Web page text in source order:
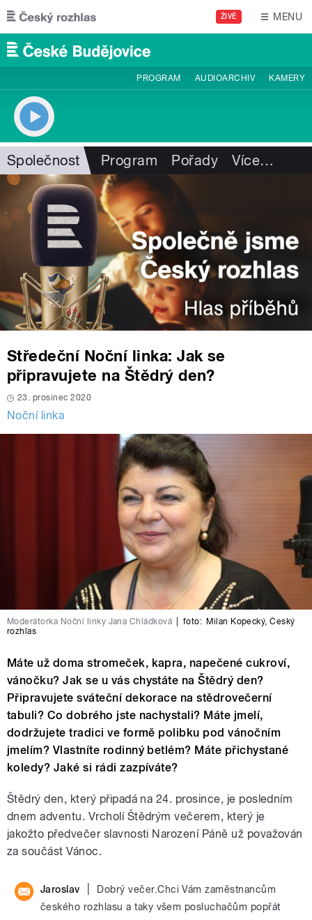
Přejít k hlavnímu obsahu
ŽIVĚ MENU
PROGRAM AUDIOARCHIV KAMERY
Společnost Program Pořady Více…
Středeční Noční linka: Jak se
připravujete na Štědrý den?
23. prosinec 2020
Noční linka
Moderátorka Noční linky Jana Chládková foto: Milan Kopecký,Český
rozhlas
Máte už doma stromeček, kapra, napečené cukroví,
vánočku? Jak se u vás chystáte na Štědrý den?
Připravujete sváteční dekorace na stědrovečerní
tabuli? Co dobrého jste nachystali? Máte jmelí,
dodržujete tradici ve formě polibku pod vánočním
jmelím? Vlastníte rodinný betlém? Máte přichystané
koledy? Jaké si rádi zazpíváte?
Štědrý den, který připadá na 24. prosince, je posledním
dnem adventu. Vrcholí Štědrým večerem, který je
jakožto předvečer slavnosti Narození Páně už považován
za součást Vánoc.
Jaroslav
Dobrý večer.Chci Vám zaměstnancům
českého rozhlasu a taky všem posluchačům popřát